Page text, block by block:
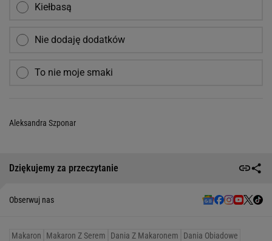
Kiełbasą
Nie dodaję dodatków
To nie moje smaki
Aleksandra Szponar
Dziękujemy za przeczytanie
Obserwuj nas
Makaron Makaron Z Serem Dania Z Makaronem Dania Obiadowe